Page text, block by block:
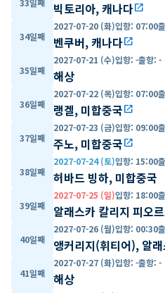
33일째 빅토리아, 캐나다open_in_new
34일째
2027-07-20 (화)입항: 07:00
벤쿠버, 캐나다open_in_new
35일째
2027-07-21 (수)입항: -출항: -
해상
36일째
2027-07-22 (목)입항: 07:00
랭겔, 미합중국open_in_new
37일째
2027-07-23 (금)입항: 09:00
주노, 미합중국open_in_new
38일째
2027-07-24 (토)입항: 15:00
허바드 빙하, 미합중국
39일째
2027-07-25 (일)입항: 18:00
알래스카 칼리지 피오
40일째
2027-07-26 (월)입항: 00:30
앵커리지(휘티어), 알
41일째
2027-07-27 (화)입항: -출항: -
해상